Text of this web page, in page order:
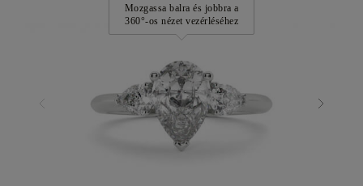
Mozgassa balra és jobbra a
360°-os nézet vezérléséhez